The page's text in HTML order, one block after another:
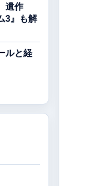
遺作
3』も解
ルと経